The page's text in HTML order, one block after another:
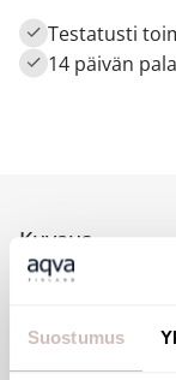
Suostumus
Testatusti
14 päivän
Kuvaus